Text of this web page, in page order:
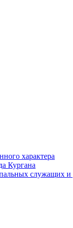
характера
Кургана
служащих